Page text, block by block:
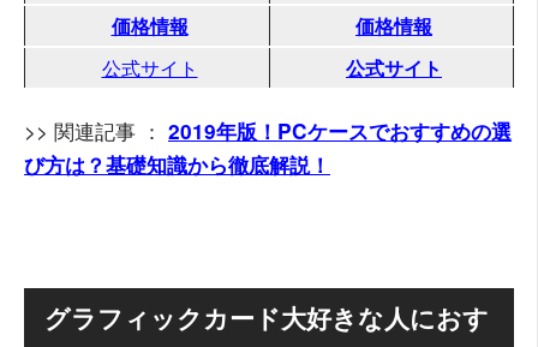
価格情報
価格情報
公式サイト
公式サイト
>> 関連記事 ： 2019年版！PCケースでおすすめの選
び方は？基礎知識から徹底解説！
グラフィックカード大好きな人におす